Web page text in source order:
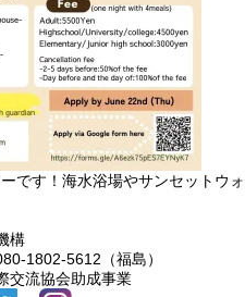
です！海水浴場やサンセットウォ
構
1802-5612（福島）
交流協会助成事業